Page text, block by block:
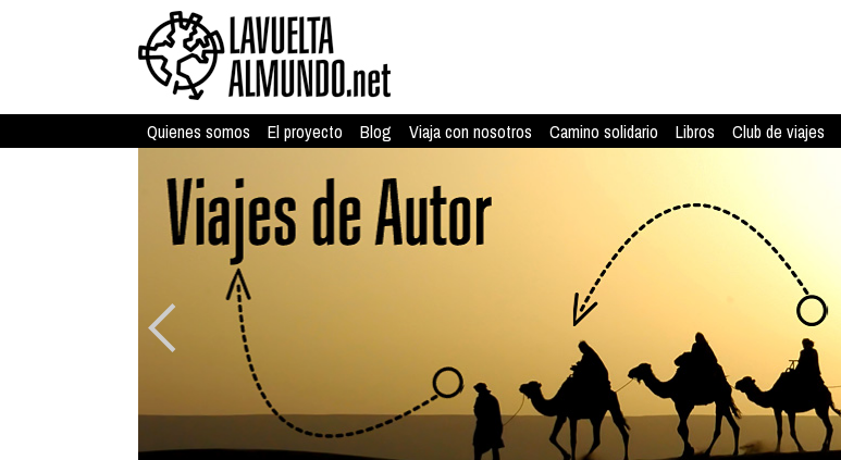
Quienes somos El proyecto Blog Viaja con nosotros Camino solidario Libros Club de viajes